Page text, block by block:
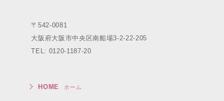
〒542-0081
大阪府大阪市中央区南船場3-2-22-205
TEL: 0120-1187-20
HOME ホーム